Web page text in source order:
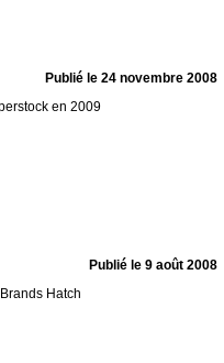
Publié le 24 novembre 2008
en 2009
Publié le 9 août 2008
Hatch